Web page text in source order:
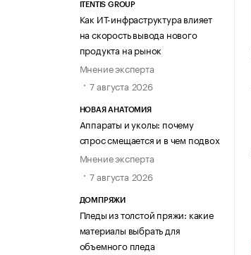
ITENTIS GROUP
Как ИТ-инфраструктура влияет
на скорость вывода нового
продукта на рынок
Мнение эксперта
7 августа 2026
НОВАЯ АНАТОМИЯ
Аппараты и уколы: почему
спрос смещается и в чем подвох
Мнение эксперта
7 августа 2026
ДОМПРЯЖИ
Пледы из толстой пряжи: какие
материалы выбрать для
объемного пледа